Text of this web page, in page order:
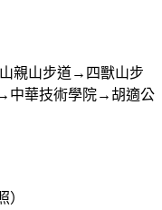
親山步道→四獸山步
華技術學院→胡適公
）